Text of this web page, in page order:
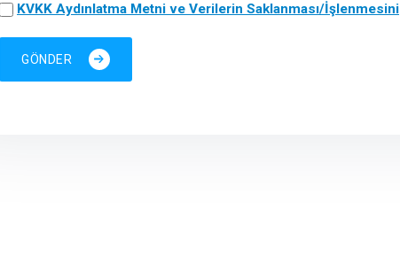
KVKK Aydınlatma Metni ve Verilerin Saklanması/İşlenmesini
GÖNDER